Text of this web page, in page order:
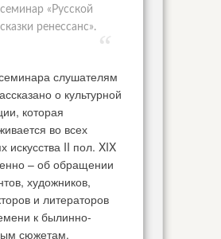
семинар «Русской
сказки ренессанс».
слушателям
о культурной
которая
во всех
искусства II пол. XIX
– об обращении
художников,
и литераторов
к былинно-
сюжетам.